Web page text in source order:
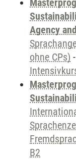
Agency
ohne CPs) -
B2